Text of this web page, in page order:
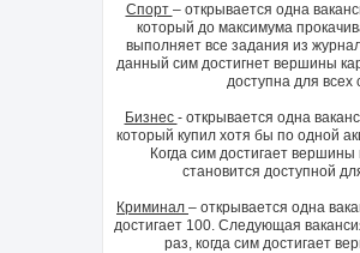
Спорт – открывается одна
который до максимума
выполняет все задания из
данный сим достигнет вершины
доступна для всех
Бизнес - открывается одна
который купил хотя бы по одной
Когда сим достигает
становится доступной
Криминал – открывается одна
достигает 100. Следующая
раз, когда сим достигает